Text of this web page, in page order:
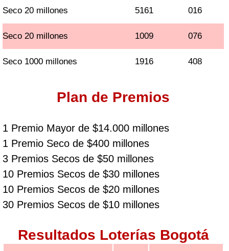
Seco 20 millones 5161 016
Seco 20 millones 1009 076
Seco 1000 millones 1916 408
Plan de Premios
1 Premio Mayor de $14.000 millones
1 Premio Seco de $400 millones
3 Premios Secos de $50 millones
10 Premios Secos de $30 millones
10 Premios Secos de $20 millones
30 Premios Secos de $10 millones
Resultados Loterías Bogotá